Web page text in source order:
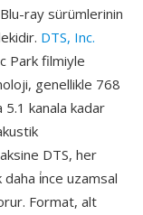
ray sürümlerinin
DTS, Inc.
Park filmiyle
genellikle 768
5.1 kanala kadar
DTS, her
i̇nce uzamsal
Format, alt